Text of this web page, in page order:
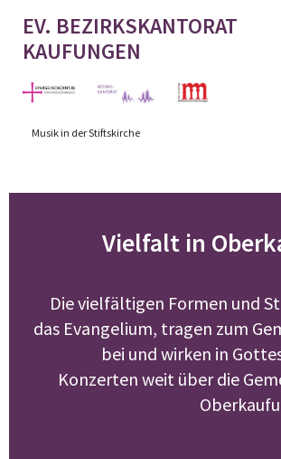
EV. BEZIRKSKANTORAT
KAUFUNGEN
Musik in der Stiftskirche
Vielfalt in
Die vielfältigen Formen und
das Evangelium, tragen zum
bei und wirken in
Konzerten weit über die